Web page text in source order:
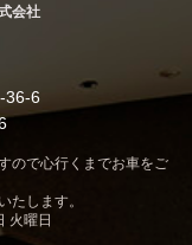
会社
36-6
ので心行くまでお車をご
たします。
火曜日